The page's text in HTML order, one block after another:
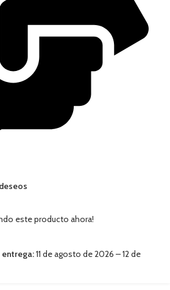
este producto ahora!
entrega:11 de agosto de 2026 – 12 de